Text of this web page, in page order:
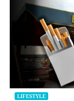
LIFESTYLE